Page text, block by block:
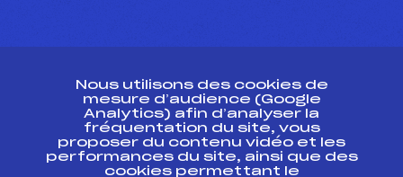
Ressources
Pass’Neige
Nous utilisons des cookies de
mesure d’audience (Google
Analytics) afin d’analyser la
fréquentation du site, vous
proposer du contenu vidéo et les
performances du site, ainsi que des
cookies permettant le